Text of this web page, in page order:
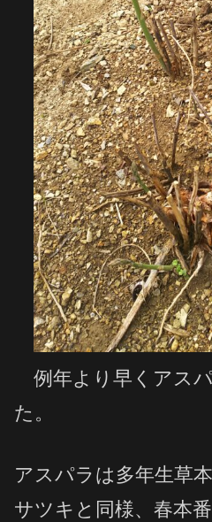
例年より早くアス
た。
アスパラは多年生草
サツキと同様、春本